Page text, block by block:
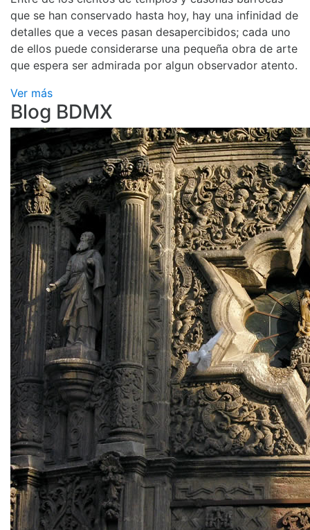
que se han conservado hasta hoy, hay una infinidad de
detalles que a veces pasan desapercibidos; cada uno
de ellos puede considerarse una pequeña obra de arte
que espera ser admirada por algun observador atento.
Ver más
Blog BDMX